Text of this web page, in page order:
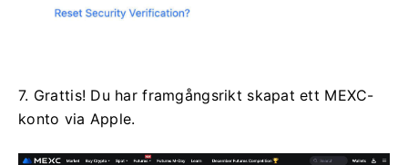
7. Grattis! Du har framgångsrikt skapat ett MEXC-
konto via Apple.